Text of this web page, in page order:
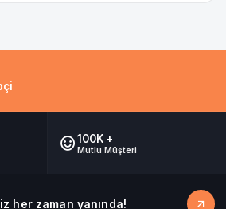
100K +
Mutlu Müşteri
her zaman yanında!